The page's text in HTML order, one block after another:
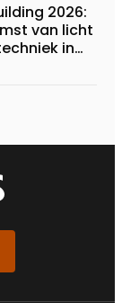
2026:
van licht
in